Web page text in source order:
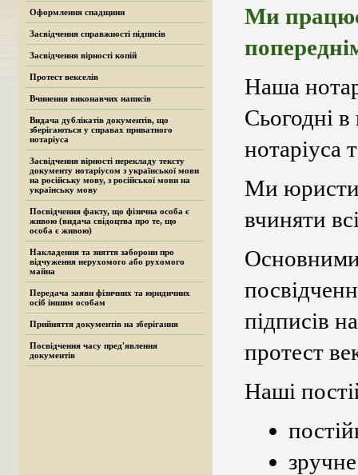
Оформлення спадщини
Засвідчення справжності підписів
Засвідчення вірності копій
Протест векселів
Вчинення виконавчих написів
Видача дублікатів документів, що
зберігаються у справах приватного
нотаріуса
Засвідчення вірності перекладу тексту
документу нотаріусом з української мови
на російську мову, з російської мови на
українську мову
Посвідчення факту, що фізична особа є
живою (видача свідоцтва про те, що
особа є живою)
Накладення та зняття заборони про
відчуження нерухомого або рухомого
майна
Передача заяви фізичних та юридичних
осіб іншим особам
Прийняття документів на зберігання
Посвідчення часу пред'явлення
документів
Ми
Наша
Сьогодні
нотаріуса
Ми юристи
вчиняти
підписів
протест
Наші